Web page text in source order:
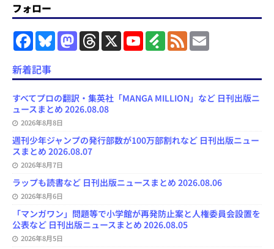
フォロー
F
a
e
b
o
k
B
s
y
M
a
o
o
n
T
h
a
s
X
Y
o
u
e
C
n
n
F
e
l
F
e
l
新着記事
すべてプロの翻訳・集英社「MANGA MILLION」など 日刊出版ニ
ュースまとめ 2026.08.08
2026年8月8日
週刊少年ジャンプの発行部数が100万部割れなど 日刊出版ニュー
スまとめ 2026.08.07
2026年8月7日
ラップも読書など 日刊出版ニュースまとめ 2026.08.06
2026年8月6日
「マンガワン」問題等で小学館が再発防止案と人権委員会設置を
公表など 日刊出版ニュースまとめ 2026.08.05
2026年8月5日